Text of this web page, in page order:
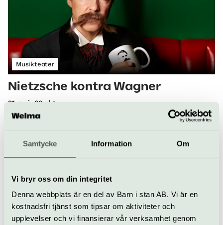
Samtycke Information Om
Vi bryr oss om din integritet
Denna webbplats är en del av Barn i stan AB. Vi är en
kostnadsfri tjänst som tipsar om aktiviteter och
upplevelser och vi finansierar vår verksamhet genom
Musikteater
Nietzsche kontra Wagner
21 maj–30 okt
Nietzsches intensiva vänskap med Wagner slår över i
Fler tips för den rutinerade kulturtanten